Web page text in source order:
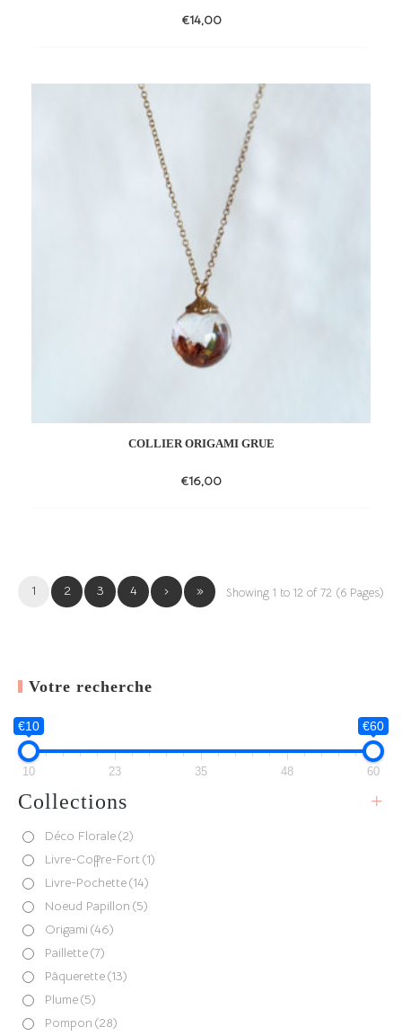
€14,00
to
wishlist
COLLIER ORIGAMI GRUE
€16,00
wishlist
1 2 3 4 › » Showing 1 to 12 of 72 (6 Pages)
Votre recherche
€10 €60
10 23 35 48 60
Collections +
Déco Florale(2)
Livre-Coffre-Fort (1)
Livre-Pochette(14)
Noeud Papillon (5)
Origami (46)
Paillette(7)
Pâquerette(13)
Plume(5)
Pompon (28)